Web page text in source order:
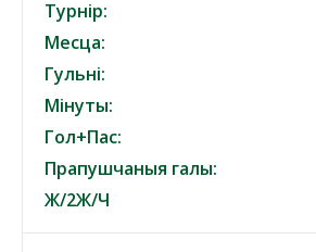
Турнір:
Месца:
Гульні:
Мінуты:
Гол+Пас:
Прапушчаныя галы:
Ж/2Ж/Ч